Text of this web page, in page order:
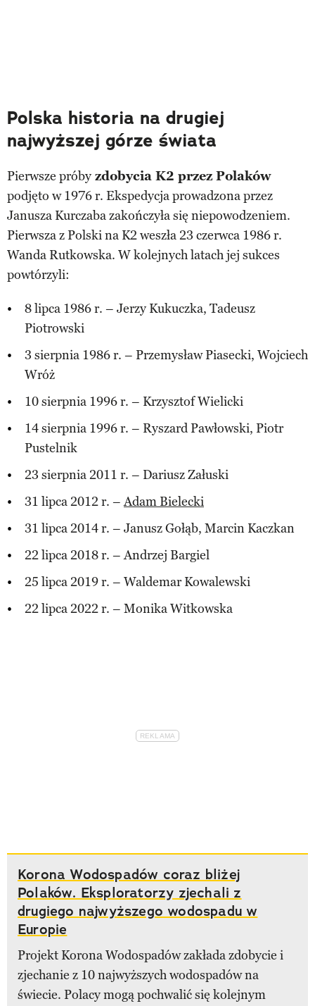
Polska historia na drugiej
najwyższej górze świata
Pierwsze próby zdobycia K2 przez Polaków
podjęto w 1976 r. Ekspedycja prowadzona przez
Janusza Kurczaba zakończyła się niepowodzeniem.
Pierwsza z Polski na K2 weszła 23 czerwca 1986 r.
Wanda Rutkowska. W kolejnych latach jej sukces
powtórzyli:
8 lipca 1986 r. – Jerzy Kukuczka, Tadeusz
Piotrowski
3 sierpnia 1986 r. – Przemysław Piasecki, Wojciech
Wróż
10 sierpnia 1996 r. – Krzysztof Wielicki
14 sierpnia 1996 r. – Ryszard Pawłowski, Piotr
Pustelnik
23 sierpnia 2011 r. – Dariusz Załuski
31 lipca 2012 r. –Adam Bielecki
31 lipca 2014 r. – Janusz Gołąb, Marcin Kaczkan
22 lipca 2018 r. – Andrzej Bargiel
25 lipca 2019 r. – Waldemar Kowalewski
22 lipca 2022 r. – Monika Witkowska
Korona Wodospadów coraz bliżej
Polaków. Eksploratorzy zjechali z
drugiego najwyższego wodospadu w
Europie
Projekt Korona Wodospadów zakłada zdobycie i
zjechanie z 10 najwyższych wodospadów na
świecie. Polacy mogą pochwalić się kolejnym